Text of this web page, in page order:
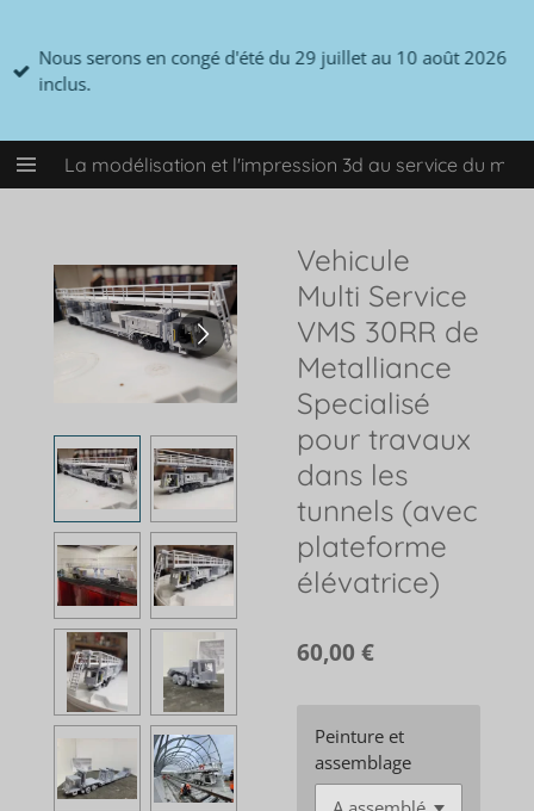
contenu
La modélisation et l'impression 3d au service du
Nous serons en congé d'été du 29 juillet au 10 août 2026
inclus.
Vehicule
Multi Service
VMS 30RR de
Metalliance
Specialisé
pour travaux
dans les
tunnels (avec
plateforme
élévatrice)
60,00 €
Peinture et
assemblage